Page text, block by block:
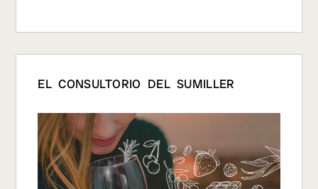
EL CONSULTORIO DEL SUMILLER